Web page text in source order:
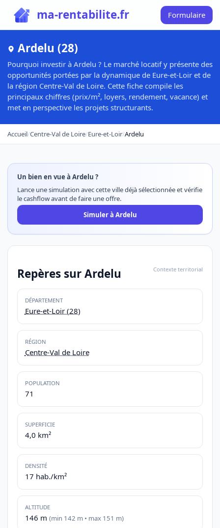
ma-rentabilite.fr Formulaire
Ardelu (28)
Pourquoi investir à Ardelu ? Le marché locatif y présente des
opportunités portées par la dynamique de Eure-et-Loir et de
la région Centre-Val de Loire. Cette fiche compile les
principaux chiffres (prix/m², loyers, rendement, vacance) et
met en perspective les projets structurants.
Accueil/Centre-Val de Loire/Eure-et-Loir/Ardelu
Un bien en vue à Ardelu ?
Lance une simulation avec cette ville déjà sélectionnée et vérifie
le cashflow avant de faire une offre.
Simuler à Ardelu
Repères sur Ardelu Contexte territorial
DÉPARTEMENT
Eure-et-Loir (28)
RÉGION
Centre-Val de Loire
POPULATION
71
SUPERFICIE
4,0 km²
DENSITÉ
17 hab./km²
ALTITUDE
146 m (min 142 m • max 151 m)